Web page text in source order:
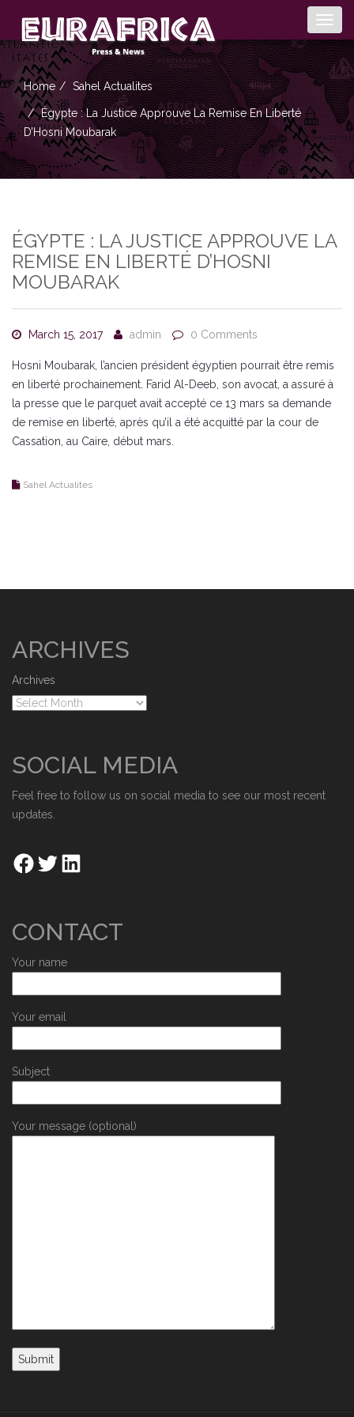
Home Sahel Actualites
Égypte : La Justice Approuve La Remise En Liberté
D’Hosni Moubarak
ÉGYPTE : LA JUSTICE APPROUVE LA
REMISE EN LIBERTÉ D’HOSNI
MOUBARAK
March 15, 2017 admin 0 Comments
Hosni Moubarak, l’ancien président égyptien pourrait être remis
en liberté prochainement. Farid Al-Deeb, son avocat, a assuré à
la presse que le parquet avait accepté ce 13 mars sa demande
de remise en liberté, après qu’il a été acquitté par la cour de
Cassation, au Caire, début mars.
Sahel Actualites
ARCHIVES
Archives
SOCIAL MEDIA
Feel free to follow us on social media to see our most recent
updates.
CONTACT
Your name
Your email
Subject
Your message (optional)